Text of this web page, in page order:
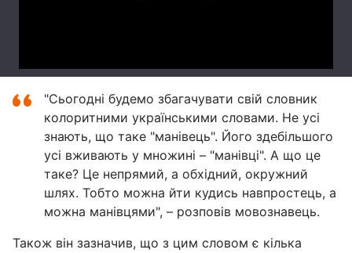
"Сьогодні будемо збагачувати свій словник
колоритними українськими словами. Не усі
знають, що таке "манівець". Його здебільшого
усі вживають у множині – "манівці". А що це
таке? Це непрямий, а обхідний, окружний
шлях. Тобто можна йти кудись навпростець, а
можна манівцями", – розповів мовознавець.
Також він зазначив, що з цим словом є кілька